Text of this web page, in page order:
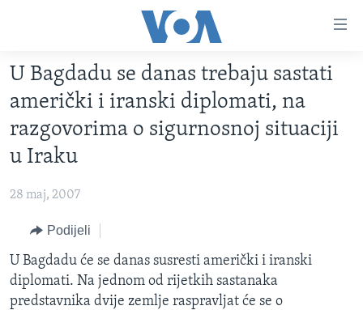
glavni
sadržaj
na
glavnu
Idi
pretragu
TV PROGRAM
FOTOGRAFIJE DANA
SJEDINJENE AMERIČKE DRŽAVE
BOSNA I HERCEGOVINA
SVIJET
NAUKA I TEHNOLOGIJA
SPECIJALNI PROJEKTI
KORUPCIJA
SLOBODA MEDIJA
U Bagdadu se danas trebaju sastati
američki i iranski diplomati, na
razgovorima o sigurnosnoj situaciji
u Iraku
28 maj, 2007
Podijeli
U Bagdadu će se danas susresti američki i iranski
diplomati. Na jednom od rijetkih sastanaka
predstavnika dvije zemlje raspravljat će se o